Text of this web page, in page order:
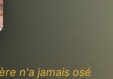
n'a jamais osé